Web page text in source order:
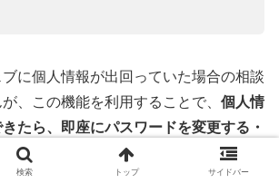
に個人情報が出回っていた場合の相談
、この機能を利用することで、 個人情
たら、即座にパスワードを変更する・
キュリティレベルを引き上げるといった
検索 トップ サイドバー